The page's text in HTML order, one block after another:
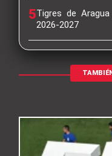
5Tigres de
2026-2027